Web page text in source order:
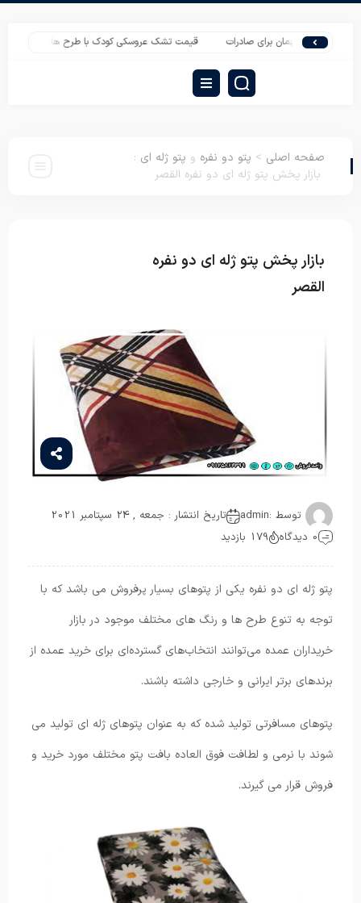
ارزان مهمان برای صادرات قیمت تشک عروسکی کودک با طرح های فانتزی جدید
صفحه اصلی > پتو دو نفره و پتو ژله ای :
بازار پخش پتو ژله ای دو نفره القصر
بازار پخش پتو ژله ای دو نفره
القصر
توسط :admin
تاریخ انتشار : جمعه , 24 سپتامبر 2021
0 دیدگاه
179 بازدید
پتو ژله ای دو نفره یکی از پتوهای بسیار پرفروش می باشد که با
توجه به تنوع طرح ها و رنگ های مختلف موجود در بازار
خریداران عمده می‌توانند انتخاب‌های گسترده‌ای برای خرید عمده از
برندهای برتر ایرانی و خارجی داشته باشند.
پتوهای مسافرتی تولید شده که به عنوان پتوهای ژله ای تولید می
شوند با نرمی و لطافت فوق العاده بافت پتو مختلف مورد خرید و
فروش قرار می گیرند.